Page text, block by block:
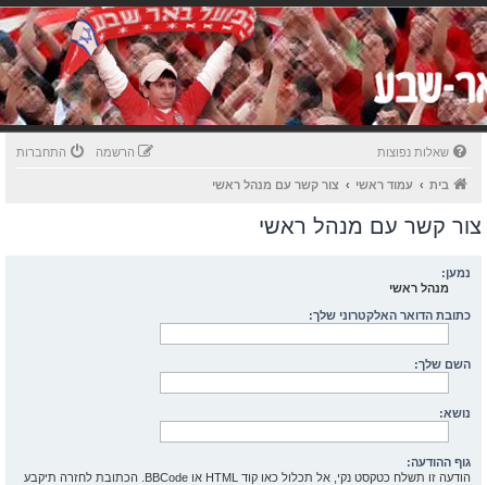
שאלות נפוצות התחברות הרשמה
בית עמוד ראשי צור קשר עם מנהל ראשי
צור קשר עם מנהל ראשי
נמען:
מנהל ראשי
כתובת הדואר האלקטרוני שלך:
השם שלך:
נושא:
גוף ההודעה:
הודעה זו תשלח כטקסט נקי, אל תכלול כאו קוד HTML או BBCode. הכתובת לחזרה תיקבע